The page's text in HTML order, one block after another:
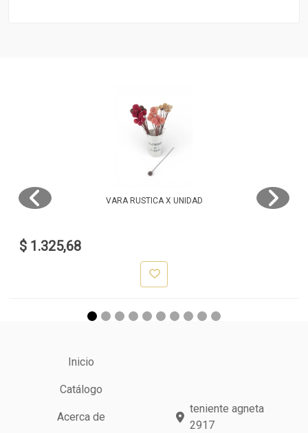
VARA RUSTICA X UNIDAD
$ 1.325,68
Inicio
Catálogo
Acerca de
teniente agneta
2917